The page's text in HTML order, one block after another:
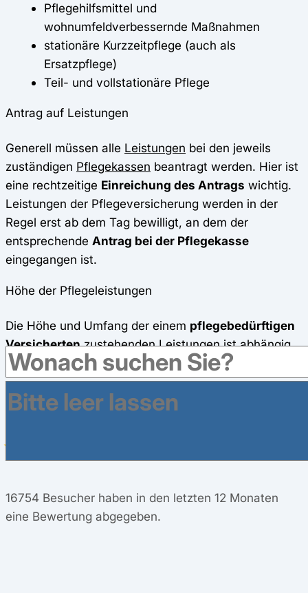
Pflegehilfsmittel und
wohnumfeldverbessernde Maßnahmen
stationäre Kurzzeitpflege (auch als
Ersatzpflege)
Teil- und vollstationäre Pflege
Antrag auf Leistungen
Generell müssen alle Leistungen bei den jeweils
zuständigen Pflegekassen beantragt werden. Hier ist
eine rechtzeitige Einreichung des Antrags wichtig.
Leistungen der Pflegeversicherung werden in der
Regel erst ab dem Tag bewilligt, an dem der
entsprechende Antrag bei der Pflegekasse
eingegangen ist.
Höhe der Pflegeleistungen
Die Höhe und Umfang der einem pflegebedürftigen
Versichertenzustehenden Leistungen ist abhängig
vom jeweiligen Pflegegrad.
Bewerten Sie uns
4,8/5
16754 Besucher haben in den letzten 12 Monaten
eine Bewertung abgegeben.